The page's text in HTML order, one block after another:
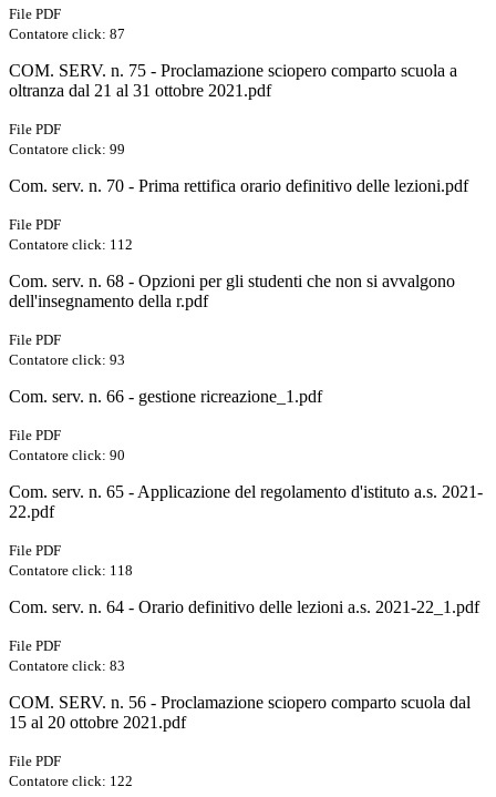
File PDF
Contatore click: 87
COM. SERV. n. 75 - Proclamazione sciopero comparto scuola a
oltranza dal 21 al 31 ottobre 2021.pdf
File PDF
Contatore click: 99
Com. serv. n. 70 - Prima rettifica orario definitivo delle lezioni.pdf
File PDF
Contatore click: 112
Com. serv. n. 68 - Opzioni per gli studenti che non si avvalgono
dell'insegnamento della r.pdf
File PDF
Contatore click: 93
Com. serv. n. 66 - gestione ricreazione_1.pdf
File PDF
Contatore click: 90
Com. serv. n. 65 - Applicazione del regolamento d'istituto a.s. 2021-
22.pdf
File PDF
Contatore click: 118
Com. serv. n. 64 - Orario definitivo delle lezioni a.s. 2021-22_1.pdf
File PDF
Contatore click: 83
COM. SERV. n. 56 - Proclamazione sciopero comparto scuola dal
15 al 20 ottobre 2021.pdf
File PDF
Contatore click: 122